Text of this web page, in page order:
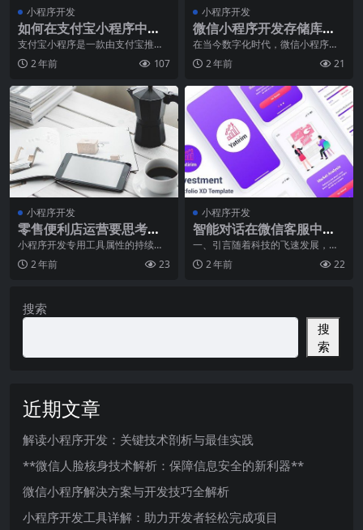
小程序开发
如何在支付宝小程序中嵌
入H5页面？
支付宝小程序是一款由支付宝推出
的类似于微信小程序的产品，它为
开发者和商家提供了一
2 年前 107
小程序开发
微信小程序开发存储库如
何提高维护有效性
在当今数字化时代，微信小程序已
经成为了人们生活中不可或缺的一
部分。作为开发者，我
2 年前 21
小程序开发
零售便利店运营要思考这
些小程序开发的问题
小程序开发专用工具属性的持续提
高，愈来愈多的人关注并开展小程
序开发。微信小程序在
2 年前 23
小程序开发
智能对话在微信客服中的
应用和前景
一、引言随着科技的飞速发展，人
工智能（AI）技术已经深入到我们
生活的方方面面。其
2 年前 22
搜索
搜
索
近期文章
解读小程序开发：关键技术剖析与最佳实践
**微信人脸核身技术解析：保障信息安全的新利器**
微信小程序解决方案与开发技巧全解析
小程序开发工具详解：助力开发者轻松完成项目